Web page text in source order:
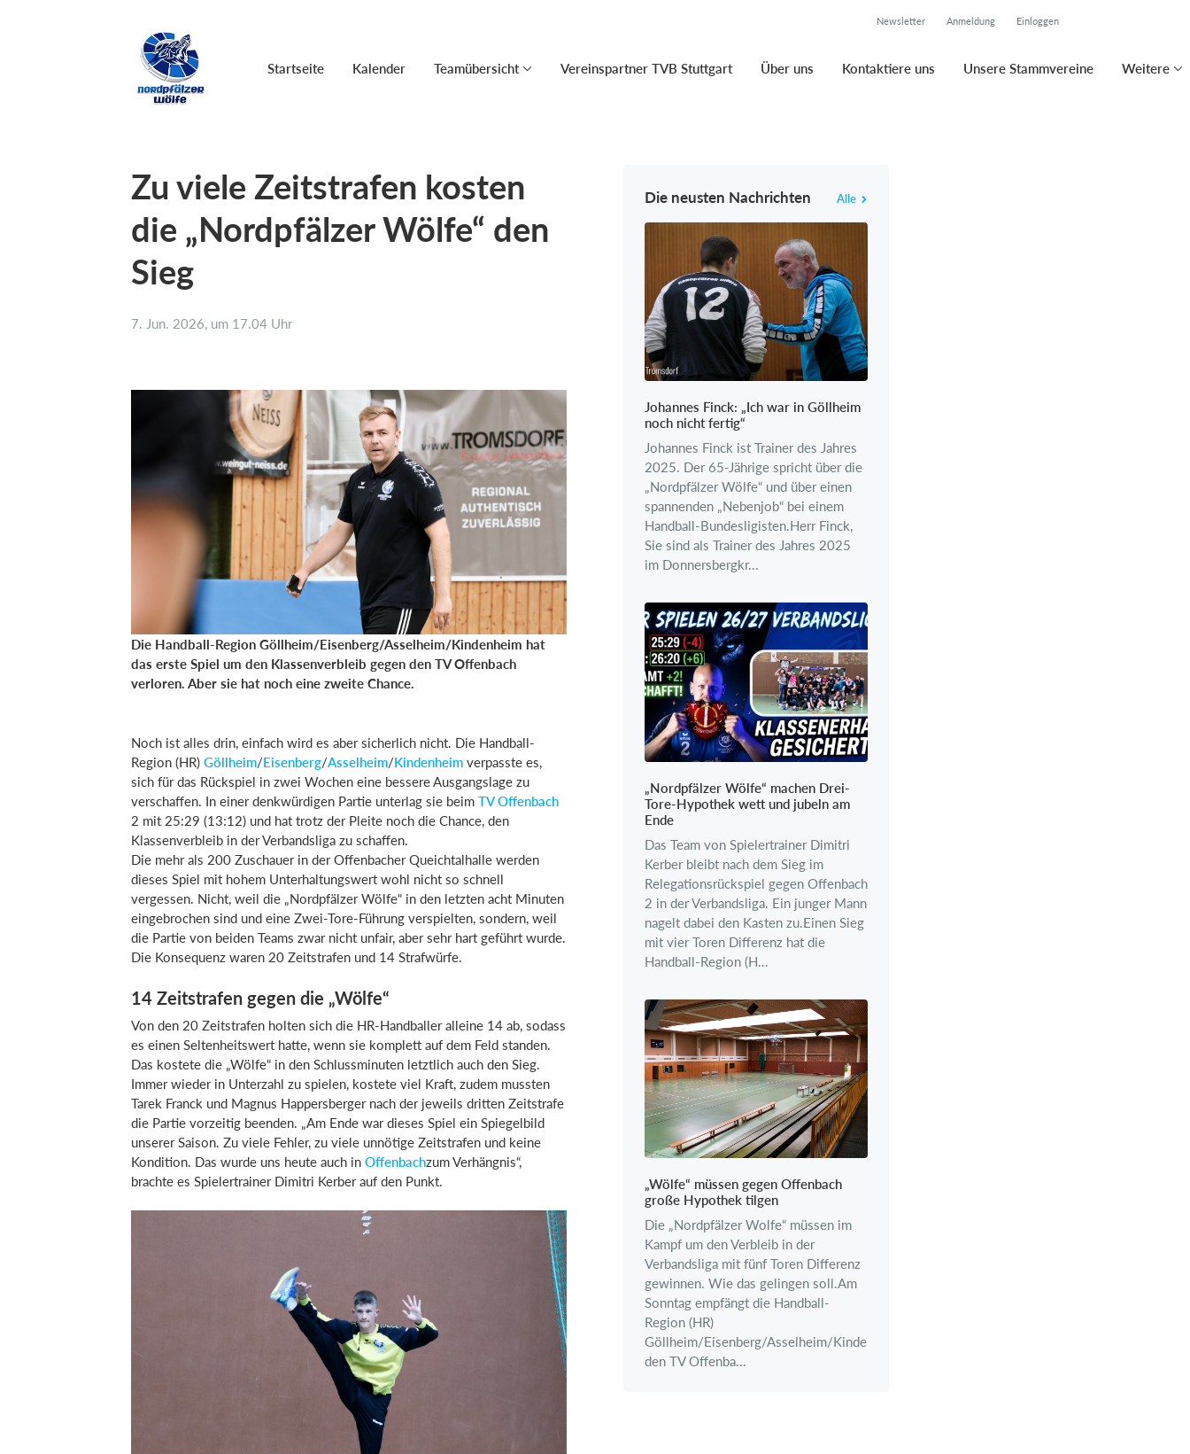
Newsletter Anmeldung Einloggen
Startseite Kalender Teamübersicht Vereinspartner TVB Stuttgart Über uns Kontaktiere uns Unsere Stammvereine Weitere
Zu viele Zeitstrafen kosten
die „Nordpfälzer Wölfe“ den
Sieg
7. Jun. 2026, um 17.04 Uhr
Die Handball-Region Göllheim/Eisenberg/Asselheim/Kindenheim hat
das erste Spiel um den Klassenverbleib gegen den TV Offenbach
verloren. Aber sie hat noch eine zweite Chance.
Noch ist alles drin, einfach wird es aber sicherlich nicht. Die Handball-
Region (HR) Göllheim/Eisenberg/Asselheim/Kindenheim verpasste es,
sich für das Rückspiel in zwei Wochen eine bessere Ausgangslage zu
verschaffen. In einer denkwürdigen Partie unterlag sie beim TV Offenbach
2 mit 25:29 (13:12) und hat trotz der Pleite noch die Chance, den
Klassenverbleib in der Verbandsliga zu schaffen.
Die mehr als 200 Zuschauer in der Offenbacher Queichtalhalle werden
dieses Spiel mit hohem Unterhaltungswert wohl nicht so schnell
vergessen. Nicht, weil die „Nordpfälzer Wölfe“ in den letzten acht Minuten
eingebrochen sind und eine Zwei-Tore-Führung verspielten, sondern, weil
die Partie von beiden Teams zwar nicht unfair, aber sehr hart geführt wurde.
Die Konsequenz waren 20 Zeitstrafen und 14 Strafwürfe.
14 Zeitstrafen gegen die „Wölfe“
Von den 20 Zeitstrafen holten sich die HR-Handballer alleine 14 ab, sodass
es einen Seltenheitswert hatte, wenn sie komplett auf dem Feld standen.
Das kostete die „Wölfe“ in den Schlussminuten letztlich auch den Sieg.
Immer wieder in Unterzahl zu spielen, kostete viel Kraft, zudem mussten
Tarek Franck und Magnus Happersberger nach der jeweils dritten Zeitstrafe
die Partie vorzeitig beenden. „Am Ende war dieses Spiel ein Spiegelbild
unserer Saison. Zu viele Fehler, zu viele unnötige Zeitstrafen und keine
Kondition. Das wurde uns heute auch in Offenbachzum Verhängnis“,
brachte es Spielertrainer Dimitri Kerber auf den Punkt.
Die neusten Nachrichten Alle
Johannes Finck: „Ich war in Göllheim
noch nicht fertig“
Johannes Finck ist Trainer des Jahres
2025. Der 65-Jährige spricht über die
„Nordpfälzer Wölfe“ und über einen
spannenden „Nebenjob“ bei einem
Handball-Bundesligisten.Herr Finck,
Sie sind als Trainer des Jahres 2025
im Donnersbergkr...
„Nordpfälzer Wölfe“ machen Drei-
Tore-Hypothek wett und jubeln am
Ende
Das Team von Spielertrainer Dimitri
Kerber bleibt nach dem Sieg im
Relegationsrückspiel gegen Offenbach
2 in der Verbandsliga. Ein junger Mann
nagelt dabei den Kasten zu.Einen Sieg
mit vier Toren Differenz hat die
Handball-Region (H...
„Wölfe“ müssen gegen Offenbach
große Hypothek tilgen
Die „Nordpfälzer Wolfe“ müssen im
Kampf um den Verbleib in der
Verbandsliga mit fünf Toren Differenz
gewinnen. Wie das gelingen soll.Am
Sonntag empfängt die Handball-
Region (HR)
Göllheim/Eisenberg/Asselheim/Kindenheim
den TV Offenba...